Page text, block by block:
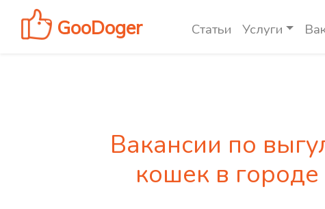
GooDoger Статьи Услуги
Вакансии по
кошек в